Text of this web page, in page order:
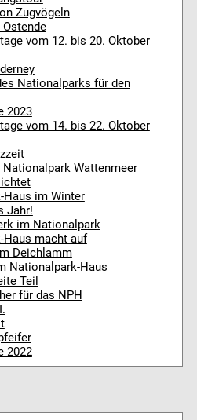
Zugvögeln
Ostende
vom 12. bis 20. Oktober
Nationalparks für den
2023
vom 14. bis 22. Oktober
Wattenmeer
Haus im Winter
Jahr!
im Nationalpark
Haus macht auf
Deichlamm
Nationalpark-Haus
Teil
für das NPH
2022